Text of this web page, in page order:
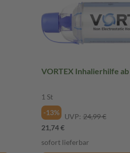
VORTEX Inhalierhilfe ab
1 St
-13%
UVP: 24,99 €
21,74 €
sofort lieferbar